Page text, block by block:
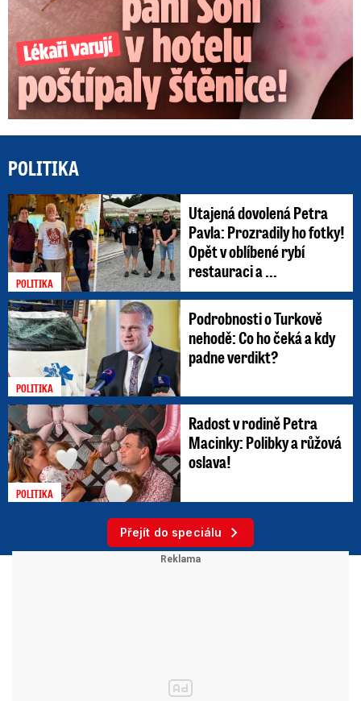
POLITIKA
POLITIKA
Utajená dovolená Petra
Pavla: Prozradily ho fotky!
Opět v oblíbené rybí
restauraci a ...
POLITIKA
Podrobnosti o Turkově
nehodě: Co ho čeká a kdy
padne verdikt?
POLITIKA
Radost v rodině Petra
Macinky: Polibky a růžová
oslava!
Přejít do speciálu